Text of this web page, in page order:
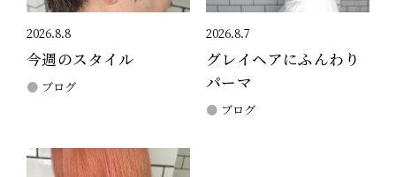
2026.8.8
今週のスタイル
ブログ
2026.8.7
グレイヘアにふんわり
パーマ
ブログ